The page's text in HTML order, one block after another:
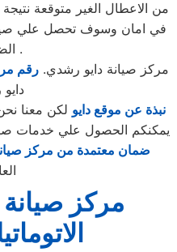
من الاعطال الغير متوقعة
في امان وسوف تحصل علي
الضرورة .
مركز صيانة دايو رشدي.رقم
نبذة عن موقع دايو لكن معنا
يمكنكم الحصول علي خدمات
ضمان معتمدة من مركز
مركز